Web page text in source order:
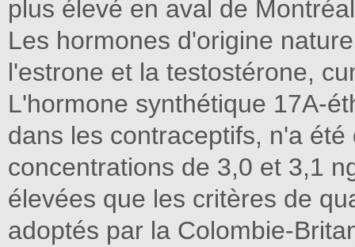
plus élevé en aval de
Les hormones d'origine
l'estrone et la testostérone,
L'hormone synthétique 17A-
dans les contraceptifs, n'a
concentrations de 3,0 et 3,1
élevées que les critères de
adoptés par la Colombie-